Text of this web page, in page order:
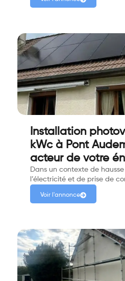
Installation
kWc à Pont
acteur de votre
Dans un contexte de
l’électricité et de prise de
Voir l'annonce